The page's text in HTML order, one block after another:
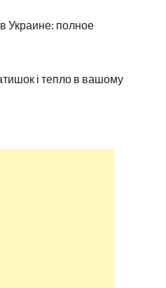
Украине: полное
і тепло в вашому